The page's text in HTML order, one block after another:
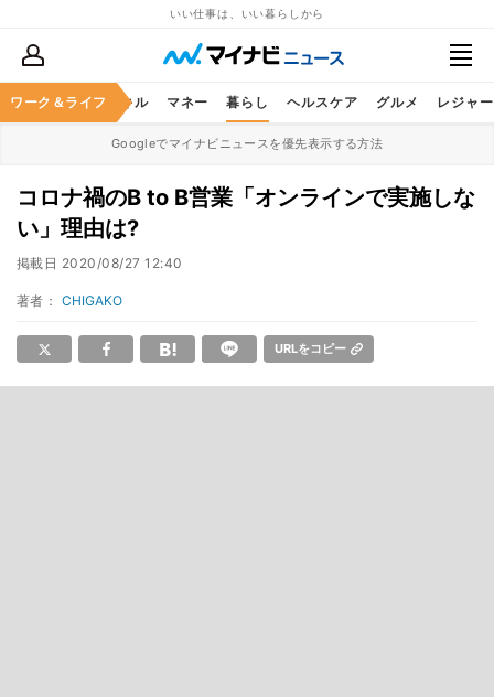
いい仕事は、いい暮らしから
ワーク＆ライフ
ア ビジネススキル マネー 暮らし ヘルスケア グルメ レジャー
Googleでマイナビニュースを優先表示する方法
コロナ禍のB to B営業「オンラインで実施しな
い」理由は?
掲載日 2020/08/27 12:40
著者： CHIGAKO
URLをコピー